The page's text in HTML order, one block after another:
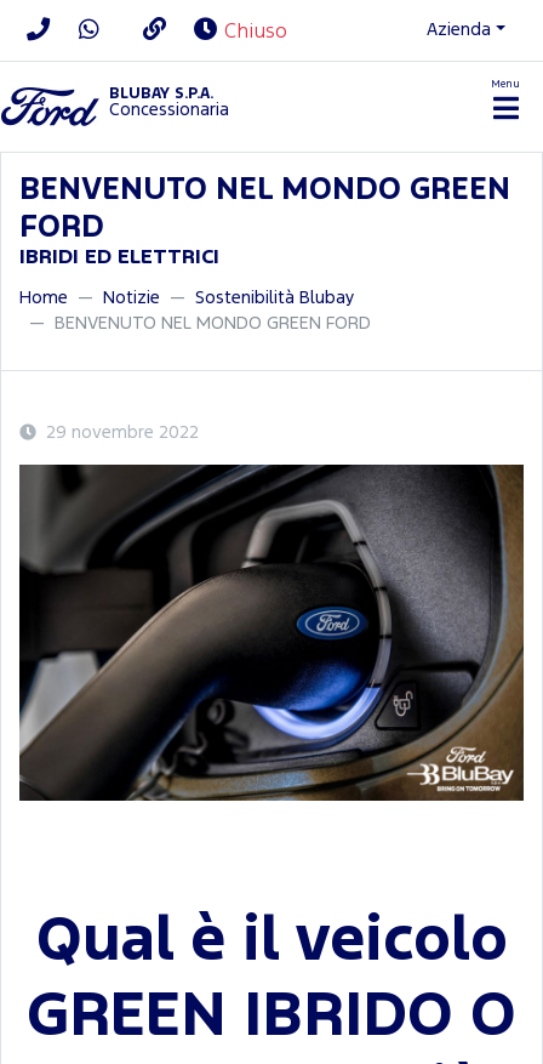
Chiuso Azienda
BLUBAY S.P.A.
Concessionaria
Menu
BENVENUTO NEL MONDO GREEN
FORD
IBRIDI ED ELETTRICI
Home Notizie
Sostenibilità Blubay
BENVENUTO NEL MONDO GREEN FORD
29 novembre 2022
Qual è il veicolo
GREEN IBRIDO O